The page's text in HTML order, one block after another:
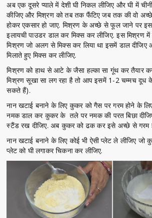
अब एक दूसरे प्याले में देशी घी निकल लीजिए और घी में
कीजिए और मिश्रण को तब तक फैंटिए जब तक की वो
होकर एकसार हो जाए. मिश्रण के अच्छे से फूल जाने पर
इलायची पाउडर डाल कर मिक्स कर लीजिए. इस मिश्रण
मिश्रण जो अलग से मिक्स कर लिया था इसमें डाल
मिलाते हुए मिक्स कर लीजिए.
मिश्रण को हाथ से आटे के जैसा हल्का सा गूंथ कर तैयार
मिश्रण सूखा सा लग रहा है तो आप इसमें 1-2 चम्मच दूध
सकते हैं).
नान खटाई बनाने के लिए कुकर को गैस पर गरम होने के
नमक डाल कर कुकर के तले पर नमक की परत बिछा
स्टैंड रख दीजिए. अब कुकर को ढक कर इसे अच्छे से गरम
नान खटाई बनाने के लिए कोई भी ऐसी प्लेट ले लीजिए
प्लेट को घी लगाकर चिकना कर लीजिए.